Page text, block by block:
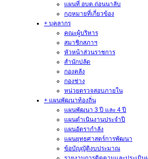
แผนที่ อบต.ถ่อนนาลับ
กฎหมายที่เกี่ยวข้อง
+ บุคลากร
คณะผู้บริหาร
สมาชิกสภาฯ
หัวหน้าส่วนราชการ
สำนักปลัด
กองคลัง
กองช่าง
หน่วยตรวจสอบภายใน
+ แผนพัฒนาท้องถิ่น
แผนพัฒนา 3 ปี และ 4 ปี
แผนดำเนินงานประจำปี
แผนอัตรากำลัง
แผนยุทธศาสตร์การพัฒนา
ข้อบัญญัติงบประมาณ